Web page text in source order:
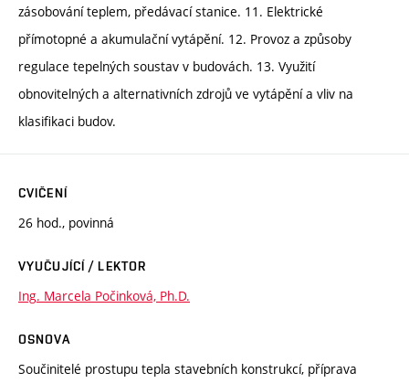
zásobování teplem, předávací stanice. 11. Elektrické
přímotopné a akumulační vytápění. 12. Provoz a způsoby
regulace tepelných soustav v budovách. 13. Využití
obnovitelných a alternativních zdrojů ve vytápění a vliv na
klasifikaci budov.
CVIČENÍ
26 hod., povinná
VYUČUJÍCÍ / LEKTOR
Ing. Marcela Počinková, Ph.D.
OSNOVA
Součinitelé prostupu tepla stavebních konstrukcí, příprava